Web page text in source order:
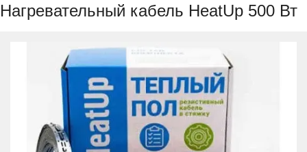
Нагревательный кабель HeatUp 500 Вт